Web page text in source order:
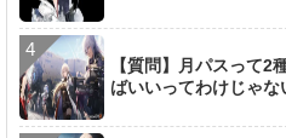
【質問】月パスって2
ばいいってわけじゃな